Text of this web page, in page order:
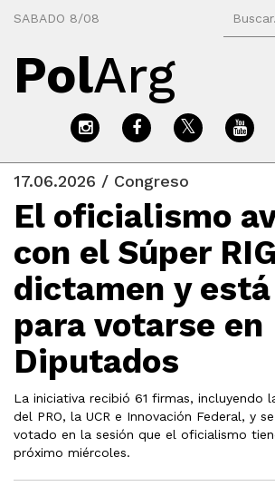
SABADO 8/08
PolArg
17.06.2026 / Congreso
El oficialismo
con el Súper
dictamen y
para votarse en
Diputados
La iniciativa recibió 61 firmas, incluyendo
del PRO, la UCR e Innovación Federal, y
votado en la sesión que el oficialismo
próximo miércoles.